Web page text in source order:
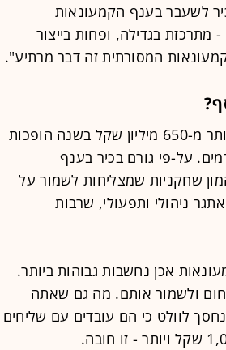
לשעבר בענף הקמעונאות
בגדילה, ופחות בייצור
המסורתית זה דבר מרתיע".
השאלה המעניינת ביותר היא כיצד הכנסות של יותר מ-650 מיליון שקל בשנה הופכות
על-פי גורם בכיר בענף
שחקניות שמצליחות לשמור על
ניהולי ותפעולי, שרבות
אכן נחשבות גבוהות ביותר.
ולשמור אותם. מה גם שאתה
לוולט כי הם עובדים עם שליחים